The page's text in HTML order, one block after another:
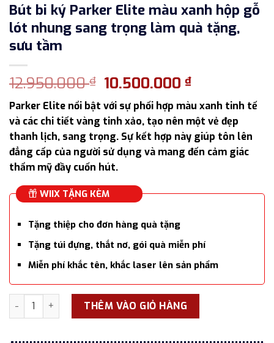
Bút bi ký Parker Elite màu xanh hộp gỗ
lót nhung sang trọng làm quà tặng,
sưu tầm
12.950.000₫ Giá
gốc
là:
12.950.000 ₫.
10.500.000₫Giá
hiện
tại
là:
10.500.000
Parker Elite nổi bật với sự phối hợp màu xanh tinh tế
và các chi tiết vàng tinh xảo, tạo nên một vẻ đẹp
thanh lịch, sang trọng. Sự kết hợp này giúp tôn lên
đẳng cấp của người sử dụng và mang đến cảm giác
thẩm mỹ đầy cuốn hút.
WIIX TẶNG KÈM
Tặng thiệp cho đơn hàng quà tặng
Tặng túi đựng, thắt nơ, gói quà miễn phí
Miễn phí khắc tên, khắc laser lên sản phẩm
Bút bi ký Parker Elite màu xanh hộp gỗ lót nhung sang
THÊM VÀO GIỎ HÀNG